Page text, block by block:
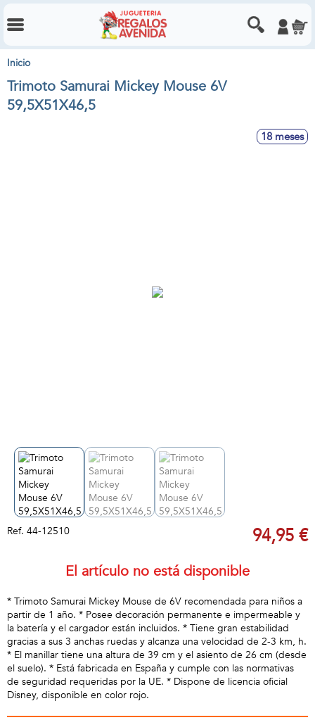
Inicio
Trimoto Samurai Mickey Mouse 6V
59,5X51X46,5
18 meses
Ref. 44-12510 94,95 €
El artículo no está disponible
* Trimoto Samurai Mickey Mouse de 6V recomendada para niños a
partir de 1 año. * Posee decoración permanente e impermeable y
la batería y el cargador están incluidos. * Tiene gran estabilidad
gracias a sus 3 anchas ruedas y alcanza una velocidad de 2-3 km, h.
* El manillar tiene una altura de 39 cm y el asiento de 26 cm (desde
el suelo). * Está fabricada en España y cumple con las normativas
de seguridad requeridas por la UE. * Dispone de licencia oficial
Disney, disponible en color rojo.